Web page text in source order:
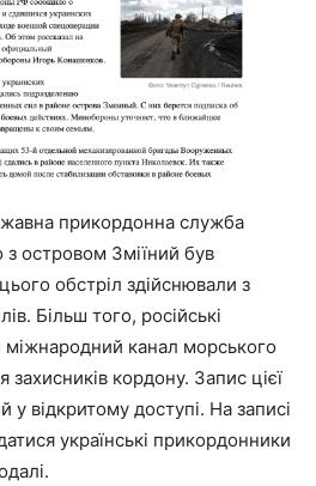
прикордонна служба
островом Зміїний був
обстріл здійснювали з
Більш того, російські
міжнародний канал морського
захисників кордону. Запис цієї
у відкритому доступі. На записі
українські прикордонники